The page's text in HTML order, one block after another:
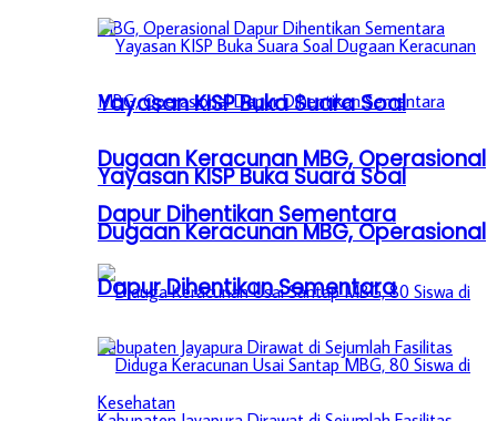
Yayasan KISP Buka Suara Soal
Dugaan Keracunan MBG, Operasional
Dapur Dihentikan Sementara
Yayasan KISP Buka Suara Soal
Dugaan Keracunan MBG, Operasional
Dapur Dihentikan Sementara